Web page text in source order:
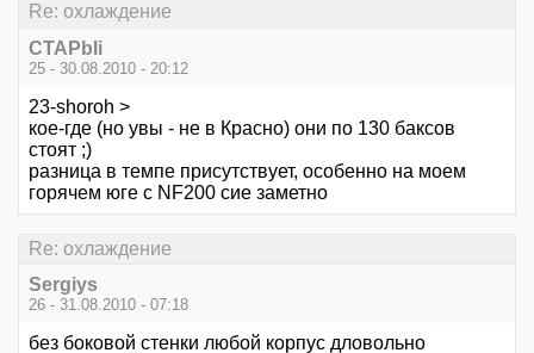
Re: охлаждение
CTAPbIi
25 - 30.08.2010 - 20:12
23-shoroh >
кое-где (но увы - не в Красно) они по 130 баксов
стоят ;)
разница в темпе присутствует, особенно на моем
горячем юге с NF200 сие заметно
Re: охлаждение
Sergiys
26 - 31.08.2010 - 07:18
без боковой стенки любой корпус дловольно